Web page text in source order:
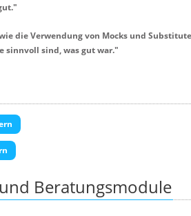
"
die Verwendung von Mocks und
sinnvoll sind, was gut war."
Beratungsmodule